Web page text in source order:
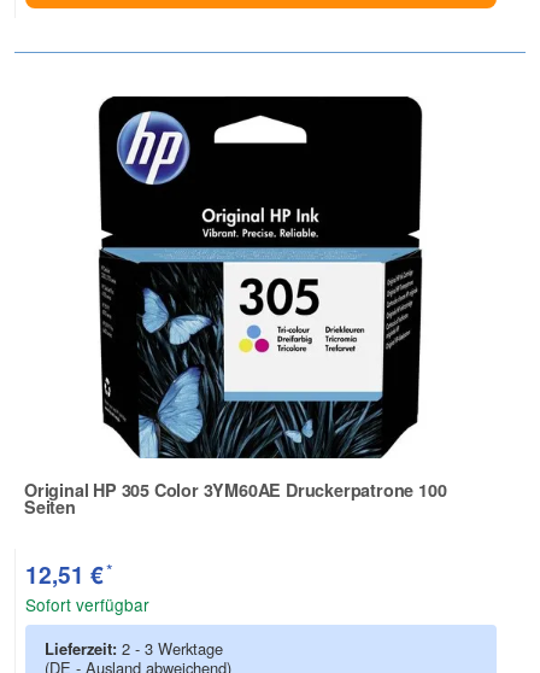
Original HP 305 Color 3YM60AE Druckerpatrone 100
Seiten
12,51 €*
Sofort verfügbar
Lieferzeit: 2 - 3 Werktage
(DE - Ausland abweichend)